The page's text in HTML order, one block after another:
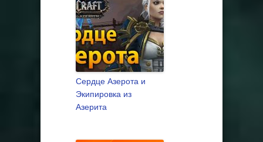
Сердце Азерота и
Экипировка из
Азерита